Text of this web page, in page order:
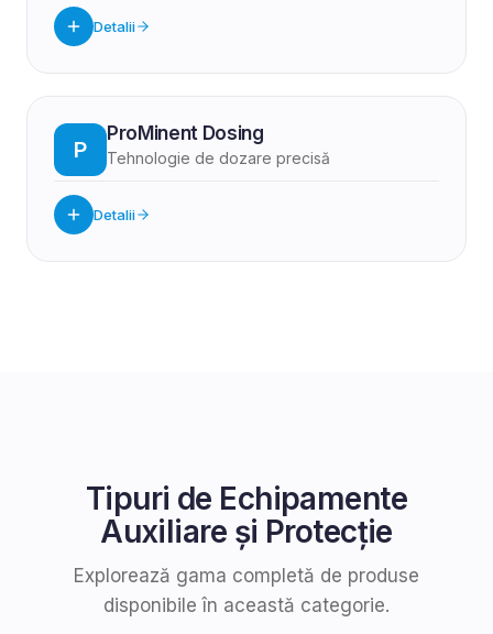
Detalii
P
ProMinent Dosing
Tehnologie de dozare precisă
Detalii
Tipuri de Echipamente
Auxiliare și Protecție
Explorează gama completă de produse
disponibile în această categorie.